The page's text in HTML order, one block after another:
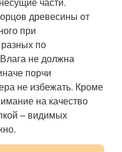
древесины от
при
по
не должна
порчи
не избежать. Кроме
на качество
– видимых